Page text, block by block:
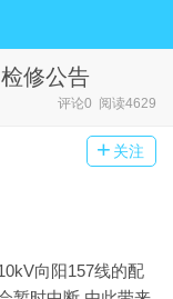
修公告
评论0 阅读4629
+ 关注
向阳157线的配